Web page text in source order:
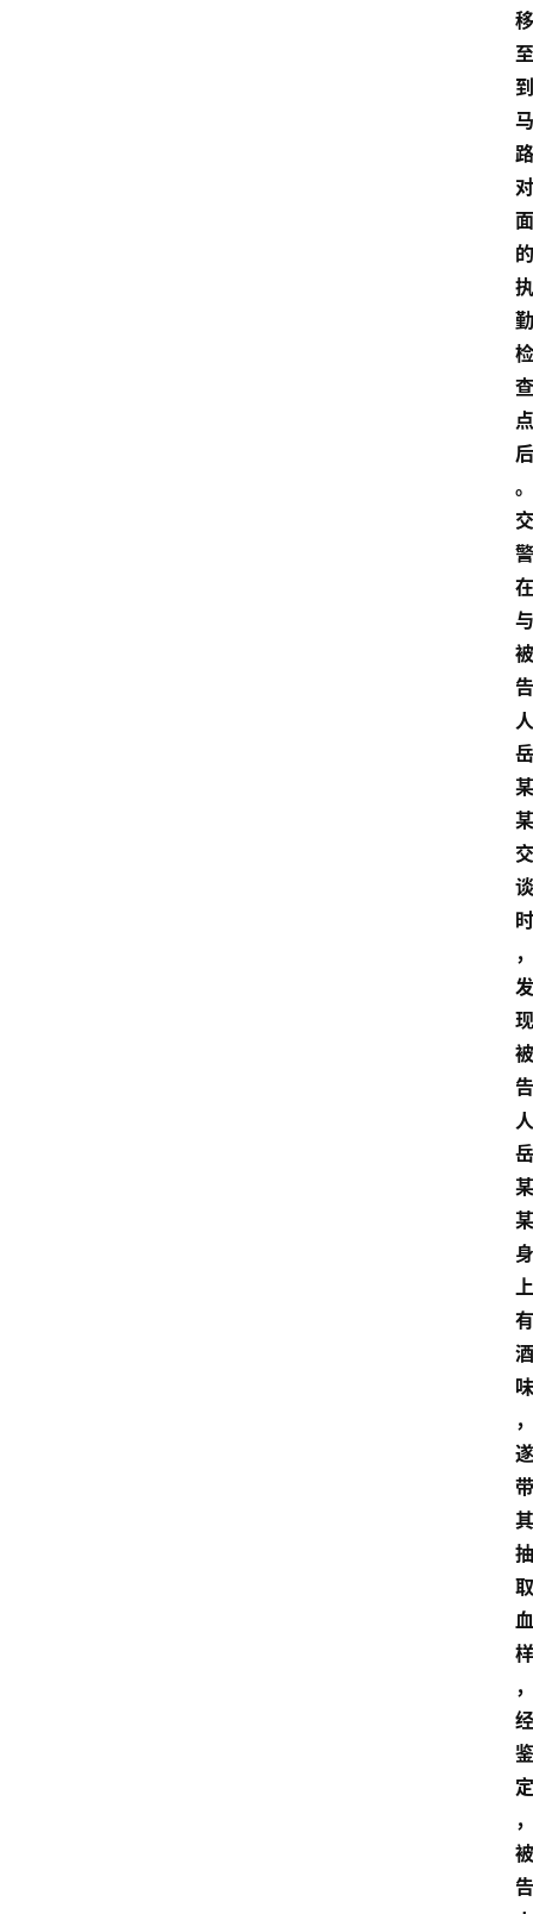
移
至
到
马
路
对
面
的
执
勤
检
查
点
后
。
交
警
在
与
被
告
人
岳
某
某
交
谈
时
，
发
现
被
告
人
岳
某
某
身
上
有
酒
味
，
遂
带
其
抽
取
血
样
，
经
鉴
定
，
被
告